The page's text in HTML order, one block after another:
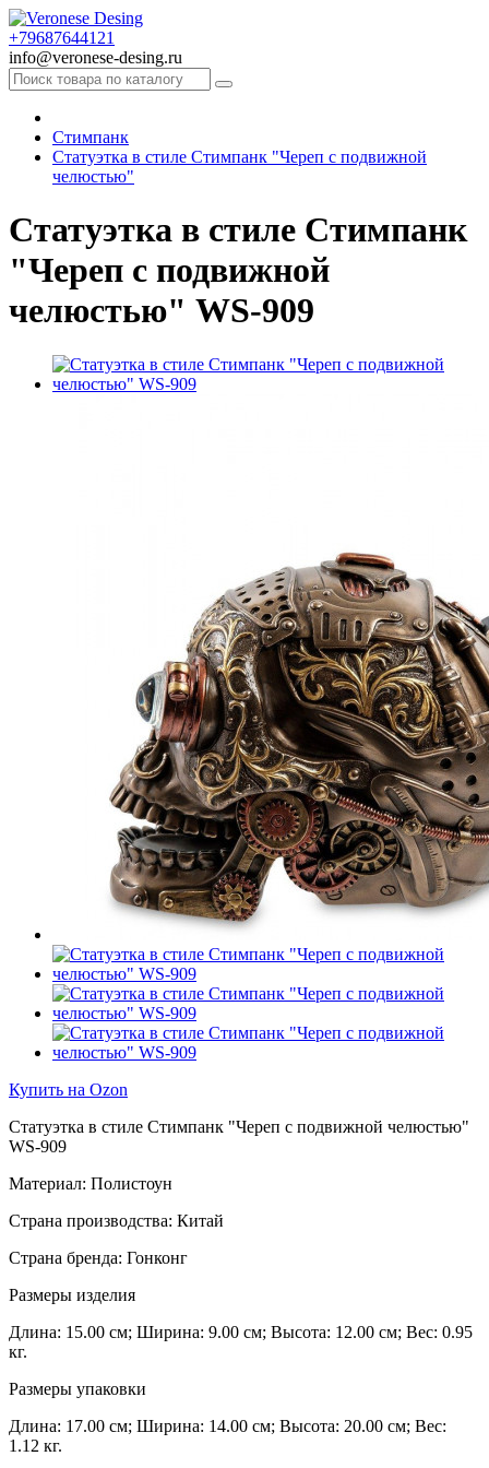
+79687644121
info@veronese-desing.ru
Стимпанк
Статуэтка в стиле Стимпанк "Череп с подвижной
челюстью"
Статуэтка в стиле Стимпанк
"Череп с подвижной
челюстью" WS-909
Купить на Ozon
Статуэтка в стиле Стимпанк "Череп с подвижной челюстью"
WS-909
Материал: Полистоун
Страна производства: Китай
Страна бренда: Гонконг
Размеры изделия
Длина: 15.00 см; Ширина: 9.00 см; Высота: 12.00 см; Вес: 0.95
кг.
Размеры упаковки
Длина: 17.00 см; Ширина: 14.00 см; Высота: 20.00 см; Вес:
1.12 кг.